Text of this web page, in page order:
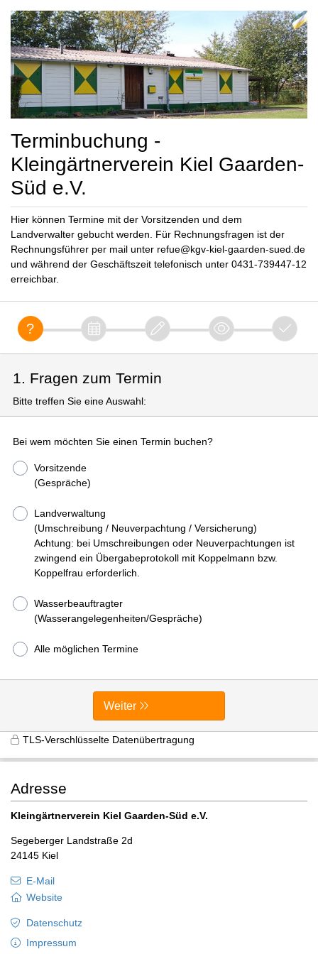
Terminbuchung -
Kleingärtnerverein Kiel Gaarden-
Süd e.V.
Hier können Termine mit der Vorsitzenden und dem
Landverwalter gebucht werden. Für Rechnungsfragen ist der
Rechnungsführer per mail unter refue@kgv-kiel-gaarden-sued.de
und während der Geschäftszeit telefonisch unter 0431-739447-12
erreichbar.
1. Fragen zum Termin
Bitte treffen Sie eine Auswahl:
Bei wem möchten Sie einen Termin buchen?
Vorsitzende
(Gespräche)
Landverwaltung
(Umschreibung / Neuverpachtung / Versicherung)
Achtung: bei Umschreibungen oder Neuverpachtungen ist
zwingend ein Übergabeprotokoll mit Koppelmann bzw.
Koppelfrau erforderlich.
Wasserbeauftragter
(Wasserangelegenheiten/Gespräche)
Alle möglichen Termine
Weiter
TLS-Verschlüsselte Datenübertragung
Adresse
Kleingärtnerverein Kiel Gaarden-Süd e.V.
Segeberger Landstraße 2d
24145 Kiel
E-Mail
Website
Datenschutz
Impressum